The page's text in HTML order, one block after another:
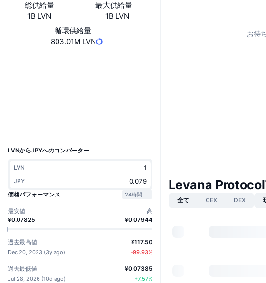
総供給量
1B LVN
最大供給量
1B LVN
循環供給量
803.01M LVN
LVNからJPYへのコンバーター
LVN
JPY
価格パフォーマンス
24時間
最安値
¥0.07825
高
¥0.07944
過去最高値
Dec 20, 2023 (3y ago)
¥117.50
-99.93%
過去最低値
Jul 28, 2026 (10d ago)
¥0.07385
+7.57%
お待
Levana
全て CEX DEX